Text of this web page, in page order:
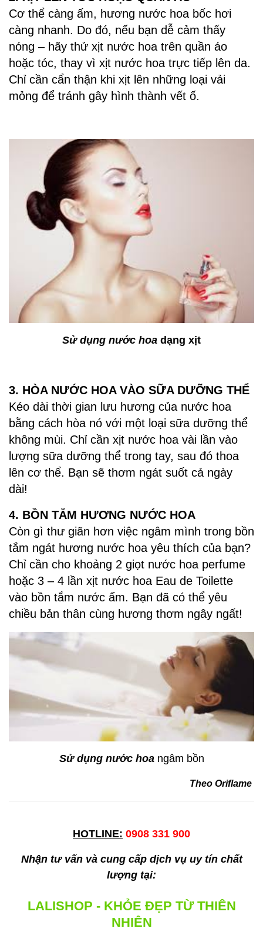
Cơ thể càng ấm, hương nước hoa bốc hơi
càng nhanh. Do đó, nếu bạn dễ cảm thấy
nóng – hãy thử xịt nước hoa trên quần áo
hoặc tóc, thay vì xịt nước hoa trực tiếp lên da.
Chỉ cần cẩn thận khi xịt lên những loại vải
mỏng để tránh gây hình thành vết ố.
Sử dụng nước hoa dạng xịt
3. HÒA NƯỚC HOA VÀO SỮA DƯỠNG THỂ
Kéo dài thời gian lưu hương của nước hoa
bằng cách hòa nó với một loại sữa dưỡng thể
không mùi. Chỉ cần xịt nước hoa vài lần vào
lượng sữa dưỡng thể trong tay, sau đó thoa
lên cơ thể. Bạn sẽ thơm ngát suốt cả ngày
dài!
4. BỒN TẮM HƯƠNG NƯỚC HOA
Còn gì thư giãn hơn việc ngâm mình trong bồn
tắm ngát hương nước hoa yêu thích của bạn?
Chỉ cần cho khoảng 2 giọt nước hoa perfume
hoặc 3 – 4 lần xịt nước hoa Eau de Toilette
vào bồn tắm nước ấm. Bạn đã có thể yêu
chiều bản thân cùng hương thơm ngây ngất!
Sử dụng nước hoangâm bồn
Theo Oriflame
HOTLINE: 0908 331 900
Nhận tư vấn và cung cấp dịch vụ uy tín chất
lượng tại:
LALISHOP - KHỎE ĐẸP TỪ THIÊN
NHIÊN